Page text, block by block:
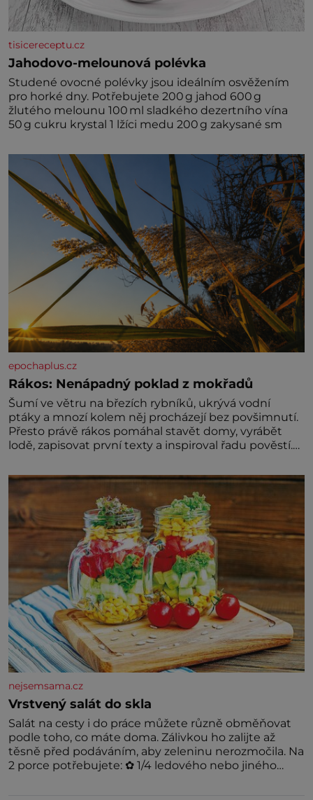
tisicereceptu.cz
Jahodovo-melounová polévka
Studené ovocné polévky jsou ideálním osvěžením
pro horké dny. Potřebujete 200 g jahod 600 g
žlutého melounu 100 ml sladkého dezertního vína
50 g cukru krystal 1 lžíci medu 200 g zakysané sm
epochaplus.cz
Rákos: Nenápadný poklad z mokřadů
Šumí ve větru na březích rybníků, ukrývá vodní
ptáky a mnozí kolem něj procházejí bez povšimnutí.
Přesto právě rákos pomáhal stavět domy, vyrábět
lodě, zapisovat první texty a inspiroval řadu pověstí.
už tisíce let. Většina lidí vnímá rákos jen jako
obyčejnou kulisu letního koupání. Stačí se však
podívat
nejsemsama.cz
Vrstvený salát do skla
Salát na cesty i do práce můžete různě obměňovat
podle toho, co máte doma. Zálivkou ho zalijte až
těsně před podáváním, aby zeleninu nerozmočila. Na
2 porce potřebujete: ✿ 1/4 ledového nebo jiného